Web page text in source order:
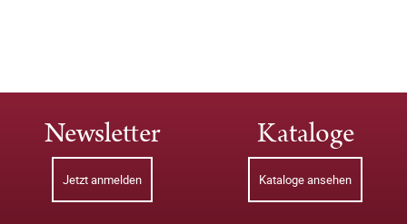
Newsletter
Jetzt anmelden
Kataloge
Kataloge ansehen